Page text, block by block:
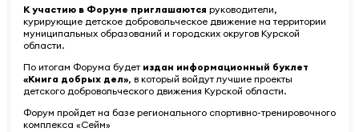
К участию в Форуме приглашаются руководители,
курирующие детское добровольческое движение на территории
муниципальных образований и городских округов Курской
области.
По итогам Форума будет издан информационный буклет
«Книга добрых дел», в который войдут лучшие проекты
детского добровольческого движения Курской области.
Форум пройдет на базе регионального спортивно-тренировочного
комплекса «Сейм»